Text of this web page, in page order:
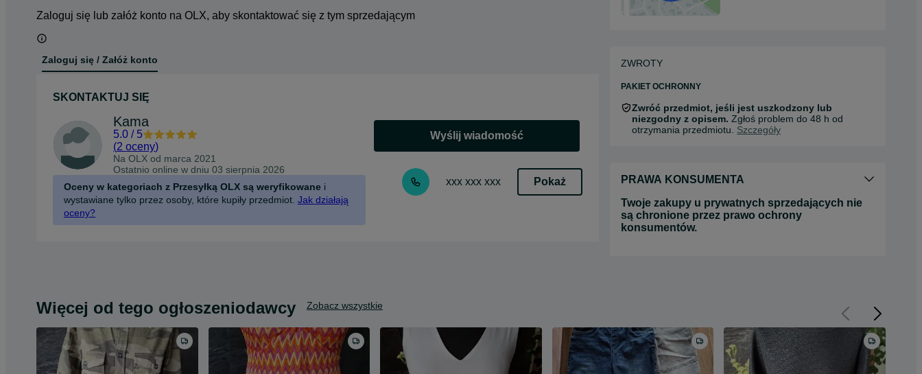
Zaloguj się lub załóż konto na OLX, aby skontaktować się z tym sprzedającym
Zaloguj się / Załóż konto
SKONTAKTUJ SIĘ
Kama
5.0 / 5
(2 oceny)
Na OLX od marca 2021
Ostatnio online w dniu 03 sierpnia 2026
Oceny w kategoriach z Przesyłką OLX są weryfikowane i
wystawiane tylko przez osoby, które kupiły przedmiot. Jak działają
oceny?
Wyślij wiadomość
xxx xxx xxx Pokaż
ZWROTY
PAKIET OCHRONNY
Zwróć przedmiot, jeśli jest uszkodzony lub
niezgodny z opisem. Zgłoś problem do 48 h od
otrzymania przedmiotu. Szczegóły
PRAWA KONSUMENTA
Twoje zakupy u prywatnych sprzedających nie
są chronione przez prawo ochrony
konsumentów.
Więcej od tego ogłoszeniodawcy Zobacz wszystkie